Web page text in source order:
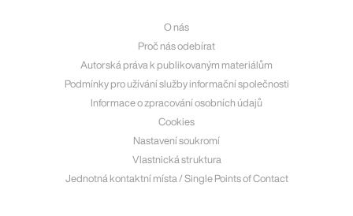
O nás
Proč nás odebírat
Autorská práva k publikovaným materiálům
Podmínky pro užívání služby informační společnosti
Informace o zpracování osobních údajů
Cookies
Nastavení soukromí
Vlastnická struktura
Jednotná kontaktní místa / Single Points of Contact